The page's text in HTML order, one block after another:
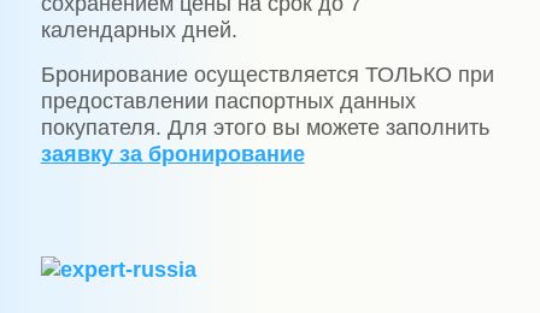
календарных дней.
Бронирование осуществляется ТОЛЬКО при
предоставлении паспортных данных
покупателя. Для этого вы можете заполнить
заявку за бронирование